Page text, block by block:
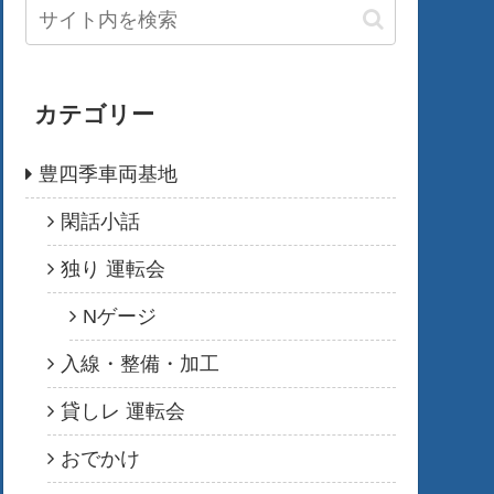
カテゴリー
豊四季車両基地
閑話小話
独り 運転会
Nゲージ
入線・整備・加工
貸しレ 運転会
おでかけ